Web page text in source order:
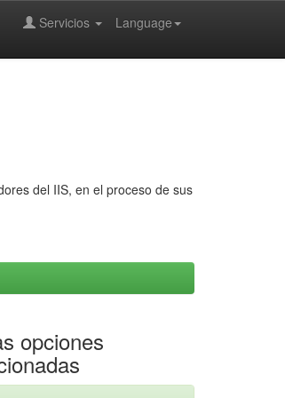
Language
Servicios
del IIS, en el proceso de sus
opciones